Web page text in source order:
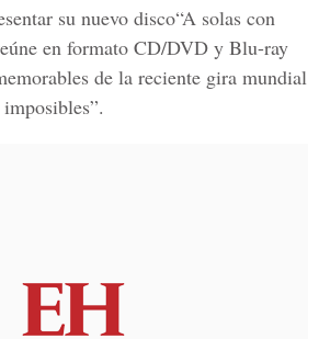
su nuevo disco“A solas con
en formato CD/DVD y Blu-ray
de la reciente gira mundial